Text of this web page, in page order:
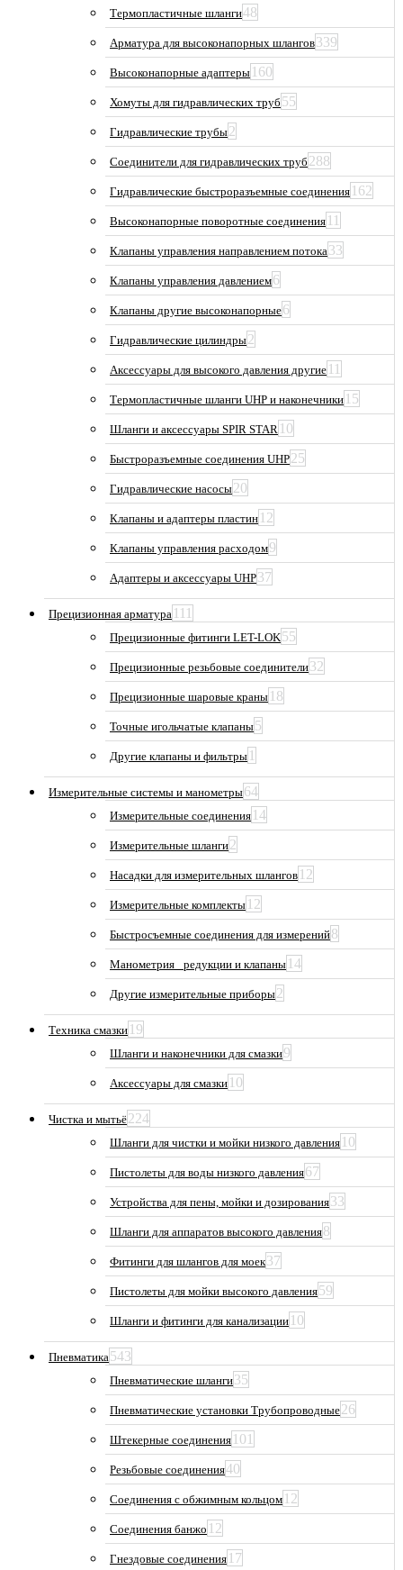
Термопластичные шланги48
Арматура для высоконапорных шлангов339
Высоконапорные адаптеры 160
Хомуты для гидравлических труб 55
Гидравлические трубы2
Соединители для гидравлических труб 288
Гидравлические быстроразъемные соединения 162
Высоконапорные поворотные соединения 11
Клапаны управления направлением потока33
Клапаны управления давлением6
Клапаны другие высоконапорные6
Гидравлические цилиндры2
Аксессуары для высокого давления другие 11
Термопластичные шланги UHP и наконечники 15
Шланги и аксессуары SPIR STAR 10
Быстроразъемные соединения UHP25
Гидравлические насосы20
Клапаны и адаптеры пластин 12
Клапаны управления расходом9
Адаптеры и аксессуары UHP37
Прецизионная арматура 111
Прецизионные фитинги LET-LOK55
Прецизионные резьбовые соединители32
Прецизионные шаровые краны 18
Точные игольчатые клапаны5
Другие клапаны и фильтры 1
Измерительные системы и манометры64
Измерительные соединения 14
Измерительные шланги2
Насадки для измерительных шлангов 12
Измерительные комплекты 12
Быстросъемные соединения для измерений8
Манометрия_ редукции и клапаны 14
Другие измерительные приборы2
Техника смазки 19
Шланги и наконечники для смазки9
Аксессуары для смазки 10
Чистка и мытьё224
Шланги для чистки и мойки низкого давления 10
Пистолеты для воды низкого давления67
Устройства для пены, мойки и дозирования33
Шланги для аппаратов высокого давления8
Фитинги для шлангов для моек37
Пистолеты для мойки высокого давления59
Шланги и фитинги для канализации 10
Пневматика543
Пневматические шланги35
Пневматические установки Трубопроводные26
Штекерные соединения 101
Резьбовые соединения40
Соединения с обжимным кольцом 12
Соединения банжо 12
Гнездовые соединения 17